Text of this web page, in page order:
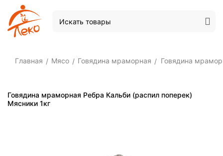
Главная / Мясо / Говядина мраморная / Говядина
Говядина мраморная Ребра Кальби (распил поперек)
Мясники 1кг